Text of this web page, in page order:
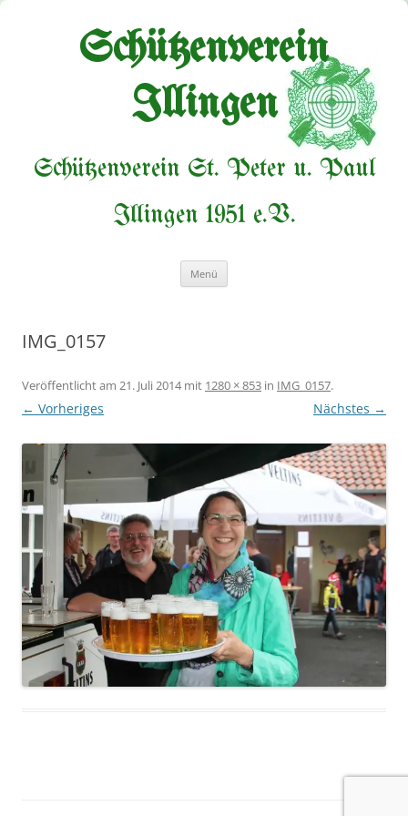
Schützenverein
Illingen
Schützenverein St. Peter u. Paul
Illingen 1951 e.V.
Menü
IMG_0157
Veröffentlicht am 21. Juli 2014mit 1280 × 853 in IMG_0157.
← Vorheriges Nächstes →